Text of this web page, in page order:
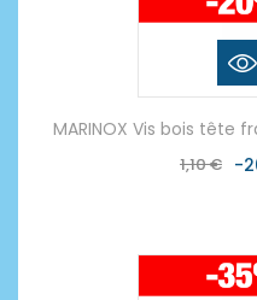
MARINOX Vis bois tête
1,10 € -